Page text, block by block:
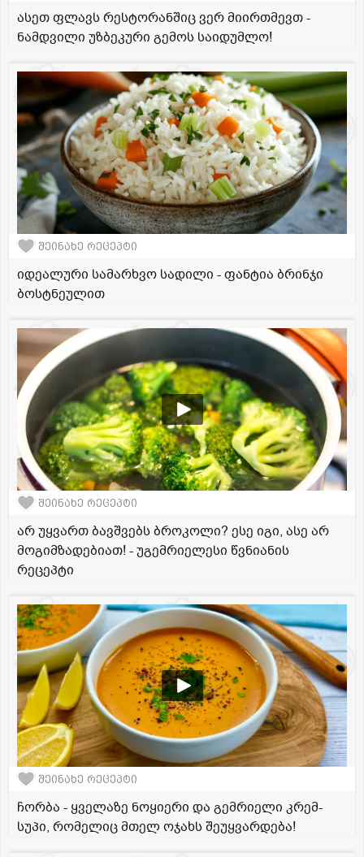
ასეთ ფლავს რესტორანშიც ვერ მიირთმევთ -
ნამდვილი უზბეკური გემოს საიდუმლო!
შეინახე რეცეპტი
იდეალური სამარხვო სადილი - ფანტია ბრინჯი
ბოსტნეულით
შეინახე რეცეპტი
არ უყვართ ბავშვებს ბროკოლი? ესე იგი, ასე არ
მოგიმზადებიათ! - უგემრიელესი წვნიანის
რეცეპტი
შეინახე რეცეპტი
ჩორბა - ყველაზე ნოყიერი და გემრიელი კრემ-
სუპი, რომელიც მთელ ოჯახს შეუყვარდება!